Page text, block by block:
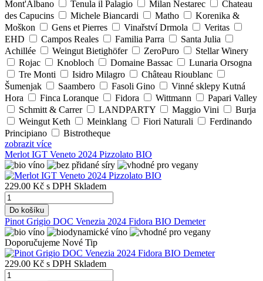
Mont'Albano Tenula il Palagio Milan Nestarec
Chateau
des Capucins
Michele Biancardi Matho
Korenika &
Moškon
Gens et Pierres Vinařství Drmola
Veritas
EHD
Campos Reales Familia Parra
Santa Julia
Achillée
Weingut Bietighöfer ZeroPuro
Stellar Winery
Rojac
Knobloch Domaine Bassac
Lunaria Orsogna
Tre Monti
Isidro Milagro
Château Rioublanc
Šumenjak
Saambero Fasoli Gino
Vinné sklepy Kutná
Hora
Finca Loranque Fidora Wittmann
Papari Valley
Schmitt & Carrer
LANDPARTY Maggio Vini
Burja
Weingut Keth
Meinklang Fiori Naturali
Ferdinando
Principiano
Bistrotheque
zobrazit více
Merlot IGT Veneto 2024 Pizzolato BIO
229.00 Kč s DPH Skladem
Do košíku
Pinot Grigio DOC Venezia 2024 Fidora BIO Demeter
Doporučujeme Nové Tip
229.00 Kč s DPH Skladem